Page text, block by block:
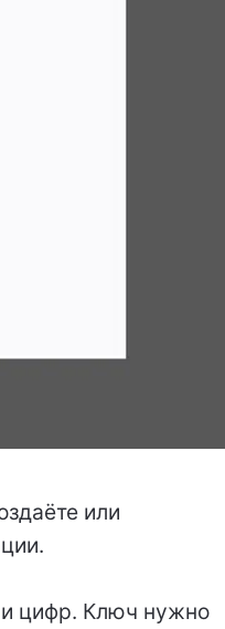
или
цифр. Ключ нужно